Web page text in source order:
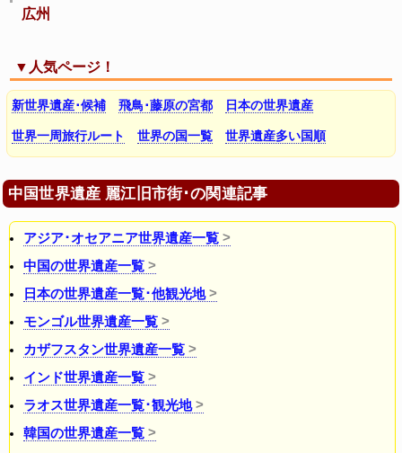
広州
▼人気ページ！
新世界遺産･候補 飛鳥･藤原の宮都 日本の世界遺産
世界一周旅行ルート 世界の国一覧 世界遺産多い国順
中国世界遺産 麗江旧市街･の関連記事
アジア･オセアニア世界遺産一覧
中国の世界遺産一覧
日本の世界遺産一覧･他観光地
モンゴル世界遺産一覧
カザフスタン世界遺産一覧
インド世界遺産一覧
ラオス世界遺産一覧･観光地
韓国の世界遺産一覧